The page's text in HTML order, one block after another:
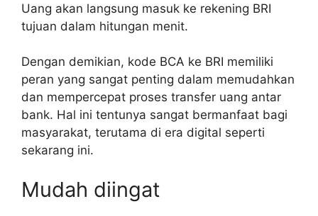
Uang akan langsung masuk ke rekening BRI
tujuan dalam hitungan menit.
Dengan demikian, kode BCA ke BRI memiliki
peran yang sangat penting dalam memudahkan
dan mempercepat proses transfer uang antar
bank. Hal ini tentunya sangat bermanfaat bagi
masyarakat, terutama di era digital seperti
sekarang ini.
Mudah diingat